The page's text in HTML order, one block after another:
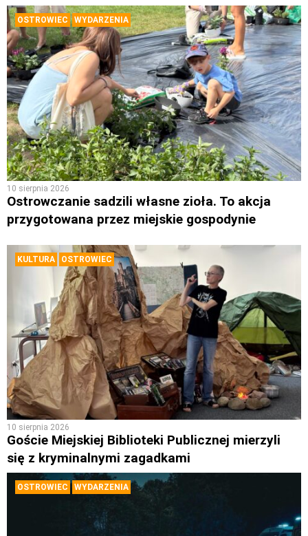
OSTROWIEC WYDARZENIA
10 sierpnia 2026
Ostrowczanie sadzili własne zioła. To akcja
przygotowana przez miejskie gospodynie
KULTURA OSTROWIEC
10 sierpnia 2026
Goście Miejskiej Biblioteki Publicznej mierzyli
się z kryminalnymi zagadkami
OSTROWIEC WYDARZENIA